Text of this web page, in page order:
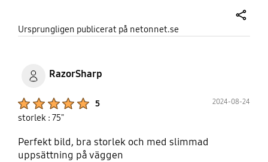
Ursprungligen publicerat på netonnet.se
RazorSharp
5 2024-08-24
storlek : 75"
Perfekt bild, bra storlek och med slimmad
uppsättning på väggen